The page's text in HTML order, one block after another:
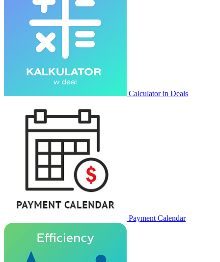
Calculator in Deals
Payment Calendar